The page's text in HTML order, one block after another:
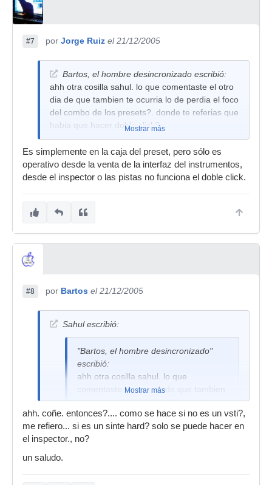
#7 por Jorge Ruiz el 21/12/2005
Bartos, el hombre desincronizado escribió:
ahh otra cosilla sahul. lo que comentaste el otro
dia de que tambien te ocurria lo de perdia el foco
del combo de los presets?. donde te referias que
habia que hacer doble click?
Mostrar más
Es simplemente en la caja del preset, pero sólo es
operativo desde la venta de la interfaz del instrumentos,
desde el inspector o las pistas no funciona el doble click.
#8 por Bartos el 21/12/2005
Sahul escribió:
"Bartos, el hombre desincronizado"
escribió:
ahh otra cosilla sahul. lo que
comentaste el otro dia de que tambien
te ocurria lo de perdia el foco del
combo de los presets?. donde te
referias que habia que hacer doble
click?
Mostrar más
ahh. coñe. entonces?.... como se hace si no es un vsti?,
me refiero... si es un sinte hard? solo se puede hacer en
el inspector., no?
un saludo.